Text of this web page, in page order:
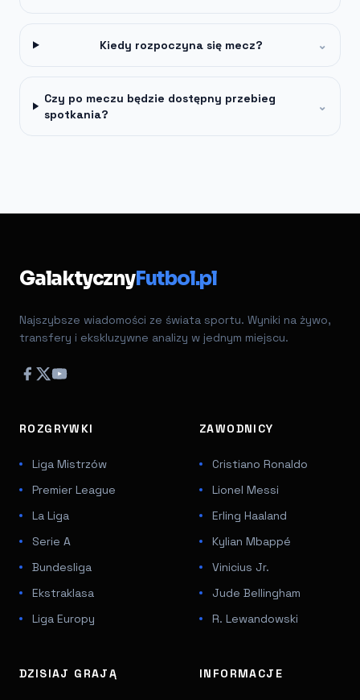
Kiedy rozpoczyna się mecz? ⌄
Czy po meczu będzie dostępny przebieg
spotkania?
⌄
GalaktycznyFutbol.pl
Najszybsze wiadomości ze świata sportu. Wyniki na żywo,
transfery i ekskluzywne analizy w jednym miejscu.
ROZGRYWKI
Liga Mistrzów
Premier League
La Liga
Serie A
Bundesliga
Ekstraklasa
Liga Europy
ZAWODNICY
Cristiano Ronaldo
Lionel Messi
Erling Haaland
Kylian Mbappé
Vinicius Jr.
Jude Bellingham
R. Lewandowski
DZISIAJ GRAJĄ INFORMACJE